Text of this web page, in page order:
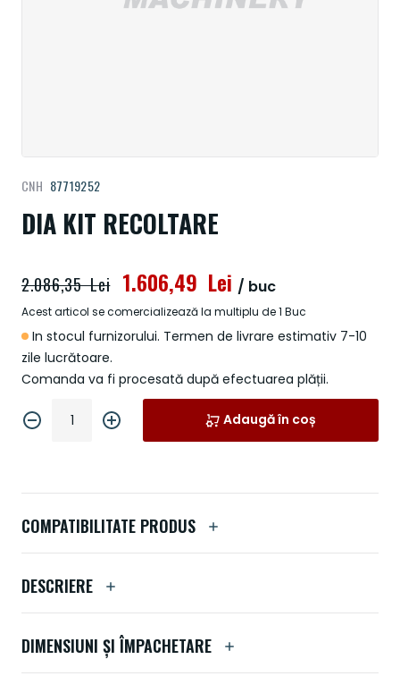
DIA KIT RECOLTARE
CNH 87719252
In stocul furnizorului. Termen de livrare estimativ 7-10
zile lucrătoare.
Comanda va fi procesată după efectuarea plății.
1.606,49 Lei
2.086,35 Lei / buc
Acest articol se comercializează la multiplu de 1 Buc
Adaugă în coș
la
începutul
galeriei
imagini
COMPATIBILITATE PRODUS
DESCRIERE
DIMENSIUNI ȘI ÎMPACHETARE